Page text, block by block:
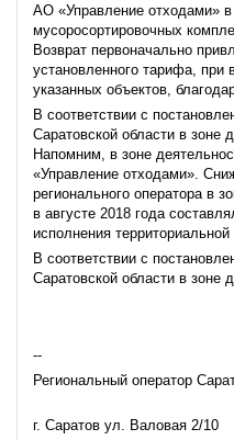
АО «Управление отходами» в
мусоросортировочных
Возврат первоначально
установленного тарифа, при
указанных объектов,
В соответствии с
Саратовской области в
Напомним, в зоне
«Управление отходами».
регионального оператора в
в августе 2018 года
исполнения
В соответствии с
Саратовской области в
--
Региональный оператор
г. Саратов ул. Валовая 2/10